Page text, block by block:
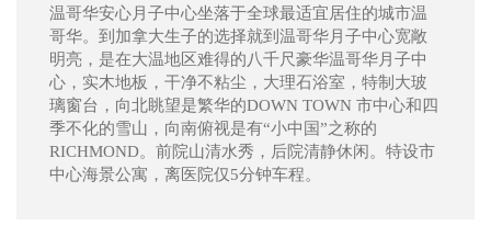
温哥华安心月子中心坐落于全球最适宜居住的城市温
哥华。到加拿大生子的选择就到温哥华月子中心宽敞
明亮，是在大温地区难得的八千尺豪华温哥华月子中
心，实木地板，干净不粘尘，大理石浴室，特制大玻
璃窗台，向北眺望是繁华的DOWN TOWN 市中心和四
季不化的雪山，向南俯视是有“小中国”之称的
RICHMOND。前院山清水秀，后院清静休闲。特设市
中心海景公寓，离医院仅5分钟车程。